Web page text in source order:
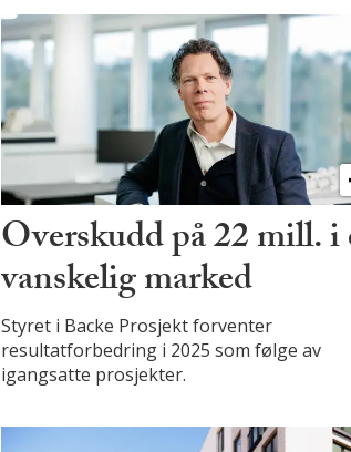
Overskudd på 22 mill. i
vanskelig marked
Styret i Backe Prosjekt forventer
resultatforbedring i 2025 som følge av
igangsatte prosjekter.